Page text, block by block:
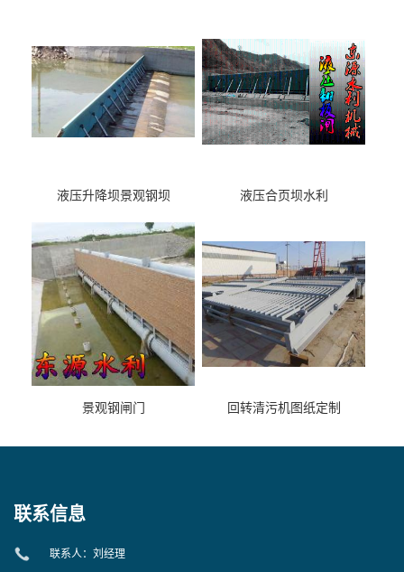
液压升降坝景观钢坝 液压合页坝水利
景观钢闸门 回转清污机图纸定制
联系信息
联系人：刘经理